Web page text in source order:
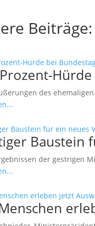
Beiträge:
des
Baustein
der gestrigen